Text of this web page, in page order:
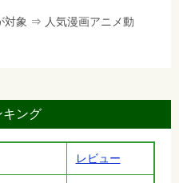
対象 ⇒ 人気漫画アニメ動
ング
レビュー